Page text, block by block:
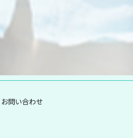
お問い合わせ